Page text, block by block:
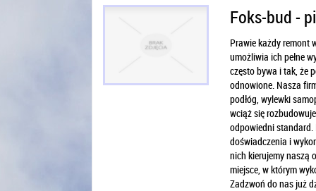
Foks-bud -
Prawie każdy remont
umożliwia ich pełne
często bywa i tak, że
odnowione. Nasza
podłóg, wylewki
wciąż się
odpowiedni standard.
doświadczenia i
nich kierujemy naszą
miejsce, w którym
Zadzwoń do nas już